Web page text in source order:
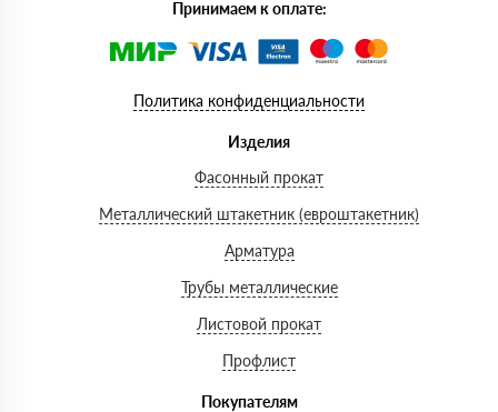
Принимаем к оплате:
Политика конфиденциальности
Изделия
Фасонный прокат
Металлический штакетник (евроштакетник)
Арматура
Трубы металлические
Листовой прокат
Профлист
Покупателям